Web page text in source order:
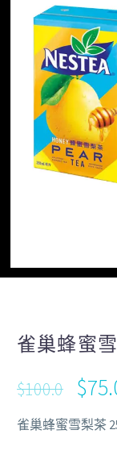
雀巢蜂蜜
$100.0 $
雀巢蜂蜜雪梨茶